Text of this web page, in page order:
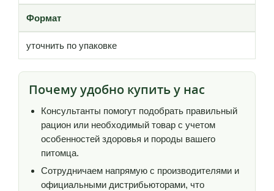
Формат
уточнить по упаковке
Почему удобно купить у нас
Консультанты помогут подобрать правильный
рацион или необходимый товар с учетом
особенностей здоровья и породы вашего
питомца.
Сотрудничаем напрямую с производителями и
официальными дистрибьюторами, что